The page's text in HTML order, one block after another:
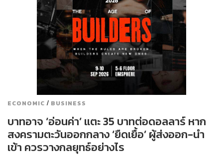
ECONOMIC / BUSINESS
บาทอาจ ‘อ่อนค่า’ แตะ 35 บาทต่อดอลลาร์ หาก
สงครามตะวันออกกลาง ‘ยืดเยื้อ’ ผู้ส่งออก-นำ
เข้า ควรวางกลยุทธ์อย่างไร